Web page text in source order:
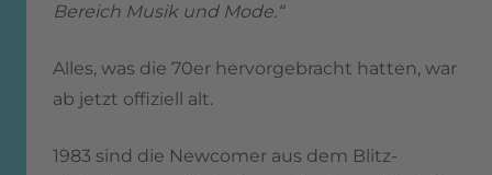
Bereich Musik und Mode.“
Alles, was die 70er hervorgebracht hatten, war
ab jetzt offiziell alt.
1983 sind die Newcomer aus dem Blitz-